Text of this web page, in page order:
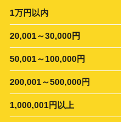
1万円以内
20,001～30,000円
50,001～100,000円
200,001～500,000円
1,000,001円以上